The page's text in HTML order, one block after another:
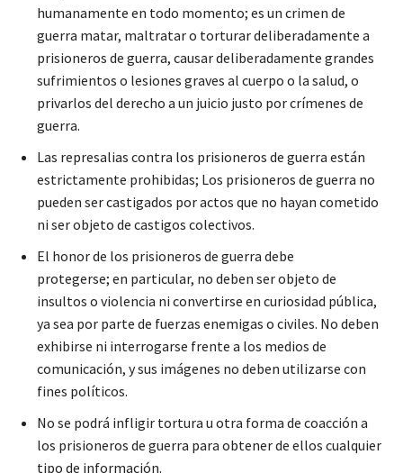
humanamente en todo momento; es un crimen de
guerra matar, maltratar o torturar deliberadamente a
prisioneros de guerra, causar deliberadamente grandes
sufrimientos o lesiones graves al cuerpo o la salud, o
privarlos del derecho a un juicio justo por crímenes de
guerra.
Las represalias contra los prisioneros de guerra están
estrictamente prohibidas; Los prisioneros de guerra no
pueden ser castigados por actos que no hayan cometido
ni ser objeto de castigos colectivos.
El honor de los prisioneros de guerra debe
protegerse; en particular, no deben ser objeto de
insultos o violencia ni convertirse en curiosidad pública,
ya sea por parte de fuerzas enemigas o civiles. No deben
exhibirse ni interrogarse frente a los medios de
comunicación, y sus imágenes no deben utilizarse con
fines políticos.
No se podrá infligir tortura u otra forma de coacción a
los prisioneros de guerra para obtener de ellos cualquier
tipo de información.